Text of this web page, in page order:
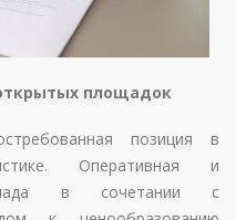
площадок
позиция в
Оперативная и
в сочетании с